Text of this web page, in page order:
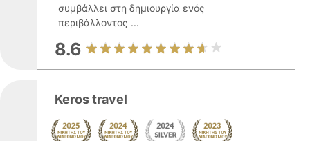
συμβάλλει στη δημιουργία ενός
περιβάλλοντος ...
8.6
Keros travel